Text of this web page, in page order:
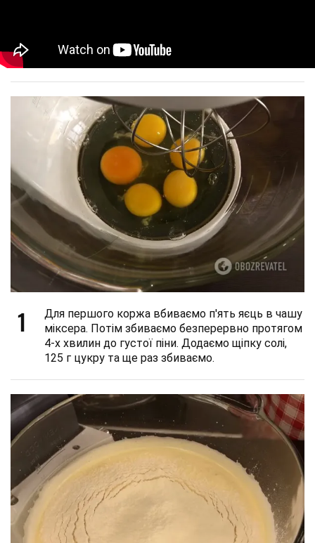
1
Для першого коржа вбиваємо п'ять яєць в чашу
міксера. Потім збиваємо безперервно протягом
4-х хвилин до густої піни. Додаємо щіпку солі,
125 г цукру та ще раз збиваємо.